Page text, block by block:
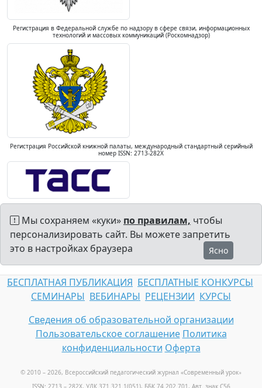
Регистрация в Федеральной службе по надзору в сфере связи, информационных
технологий и массовых коммуникаций (Роскомнадзор)
Регистрация Российской книжной палаты, международный стандартный серийный
номер ISSN: 2713-282X
Мы сохраняем «куки» по правилам, чтобы
персонализировать сайт. Вы можете запретить
это в настройках браузера
Ясно
БЕСПЛАТНАЯ ПУБЛИКАЦИЯ БЕСПЛАТНЫЕ КОНКУРСЫ
СЕМИНАРЫ ВЕБИНАРЫ РЕЦЕНЗИИ КУРСЫ
Сведения об образовательной организации
Пользовательское соглашение Политика
конфиденциальности Оферта
© 2010 – 2026, Всероссийский педагогический журнал «Современный урок»
ISSN: 2713 – 282X, УДК 371.321.1(051), ББК 74.202.701, Авт. знак С56